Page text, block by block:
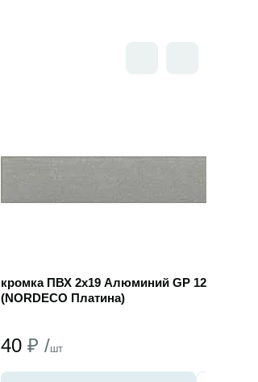
кромка ПВХ 2х19 Алюминий GP 125
(NORDECO Платина)
40 ₽ /шт